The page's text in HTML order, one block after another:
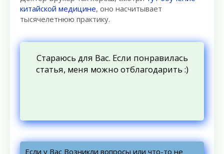
китайской медицине, оно насчитывает
тысячелетнюю практику.
Стараюсь для Вас. Если понравилась
статья, меня можно отблагодарить :)
Если у Вас Возникли вопросы или что-то не